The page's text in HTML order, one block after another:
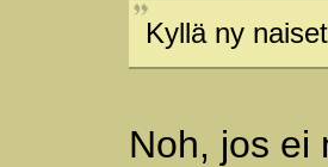
Kyllä ny
Noh, jos ei